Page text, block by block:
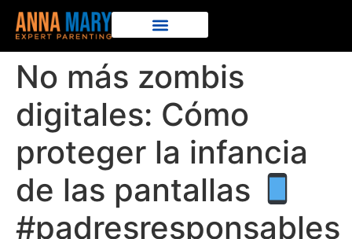
No más zombis
digitales: Cómo
proteger la infancia
de las pantallas
#padresresponsables